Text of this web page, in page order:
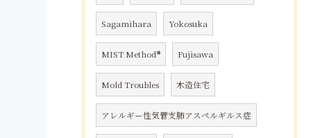
Sagamihara Yokosuka
MIST Method® Fujisawa
Mold Troubles 木造住宅
アレルギー性気管支肺アスペルギルス症